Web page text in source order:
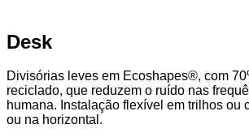
Desk
Divisórias leves em Ecoshapes®, com
reciclado, que reduzem o ruído nas
humana. Instalação flexível em trilhos ou
ou na horizontal.